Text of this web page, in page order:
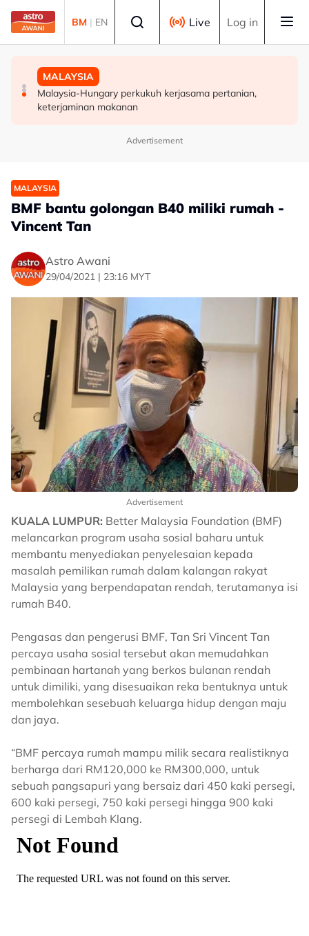
Skip to main content
BM | EN Live Log in
MALAYSIA
Takut bersuara boleh jejas usaha banteras rasuah -
Syed Ahmad Idid
MALAYSIA
Transformasi organisasi bermula dengan pekerja, bukan
ukuran prestasi
MALAYSIA
Malaysia-Hungary perkukuh kerjasama pertanian,
keterjaminan makanan
Advertisement
MALAYSIA
BMF bantu golongan B40 miliki rumah -
Vincent Tan
Astro Awani
29/04/2021 | 23:16 MYT
Advertisement
KUALA LUMPUR: Better Malaysia Foundation (BMF)
melancarkan program usaha sosial baharu untuk
membantu menyediakan penyelesaian kepada
masalah pemilikan rumah dalam kalangan rakyat
Malaysia yang berpendapatan rendah, terutamanya isi
rumah B40.
Pengasas dan pengerusi BMF, Tan Sri Vincent Tan
percaya usaha sosial tersebut akan memudahkan
pembinaan hartanah yang berkos bulanan rendah
untuk dimiliki, yang disesuaikan reka bentuknya untuk
membolehkan sesebuah keluarga hidup dengan maju
dan jaya.
“BMF percaya rumah mampu milik secara realistiknya
berharga dari RM120,000 ke RM300,000, untuk
sebuah pangsapuri yang bersaiz dari 450 kaki persegi,
600 kaki persegi, 750 kaki persegi hingga 900 kaki
persegi di Lembah Klang.